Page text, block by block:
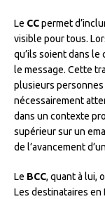
Le CCpermet
visible pour tous.
qu’ils soient dans le
le message. Cette
plusieurs personnes
nécessairement
dans un contexte
supérieur sur un
de l’avancement
Le BCC, quant à lui,
Les destinataires en